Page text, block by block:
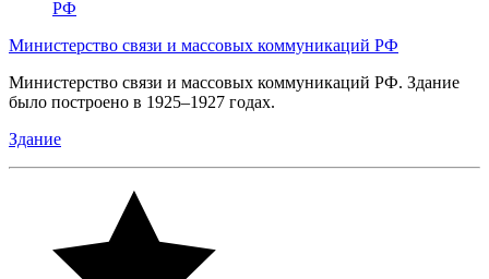
Министерство связи и массовых коммуникаций РФ
Министерство связи и массовых коммуникаций РФ. Здание
было построено в 1925–1927 годах.
Здание